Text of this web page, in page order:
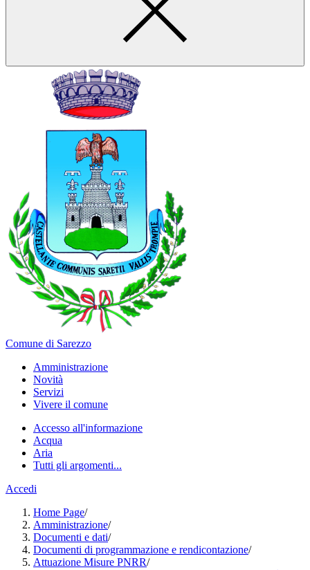
Comune di Sarezzo
Amministrazione
Novità
Servizi
Vivere il comune
Accesso all'informazione
Acqua
Aria
Tutti gli argomenti...
Accedi
Home Page/
Amministrazione/
Documenti e dati/
Documenti di programmazione e rendicontazione/
Attuazione Misure PNRR/